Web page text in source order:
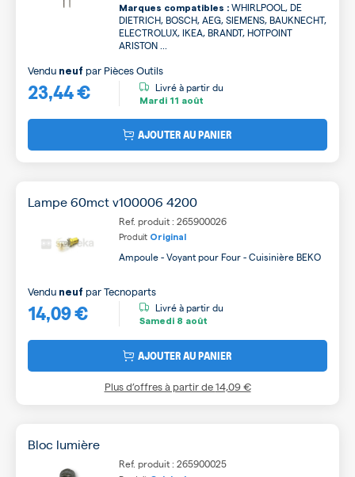
Marques compatibles : WHIRLPOOL, DE
DIETRICH, BOSCH, AEG, SIEMENS, BAUKNECHT,
ELECTROLUX, IKEA, BRANDT, HOTPOINT
ARISTON ...
23,44 €
Vendu neuf par Pièces Outils
Livré à partir du
Mardi 11 août
AJOUTER AU PANIER
Lampe 60mct v100006 4200
Ref. produit : 265900026
Produit Original
Ampoule - Voyant pour Four - Cuisinière BEKO
14,09 €
Vendu neuf parTecnoparts
Livré à partir du
Samedi 8 août
AJOUTER AU PANIER
Plus d’offres à partir de14,09 €
Bloc lumière
Ref. produit : 265900025